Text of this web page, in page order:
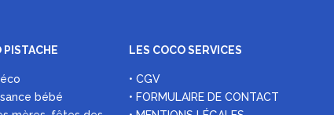
PISTACHE
bébé
LES COCO SERVICES
• CGV
• FORMULAIRE DE CONTACT